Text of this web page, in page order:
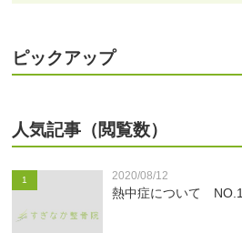
ピックアップ
人気記事（閲覧数）
1 2020/08/12
熱中症について NO.1